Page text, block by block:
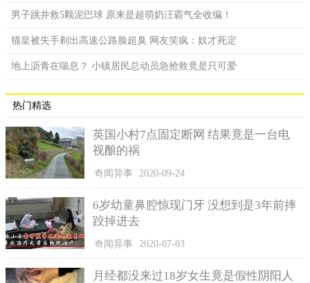
“仅仅过去了一个周期，效果就十分显著，需要上班的村民不
在限制范围之内，村子一共有120户人家，发放的出入证有250多
份，但是收到的出入证只有20来张。”
式实施这份计划，以6天为一个周期，每家都能领到2张兑换券，
假如需要外出则需要用掉一张，并且每次时间不多于3个小时。在
有效时间内没有外出过的村民，则可以拿着兑换券到指定的地点
大米。
男子跳井救5颗泥巴球 原来是超萌奶汪霸气全收编！
猫皇被失手剃出高速公路脸超臭 网友笑疯：奴才死定
地上沥青在喘息？ 小镇居民总动员急抢救竟是只可爱
热门精选
英国小村7点固定断网 结果竟是一台电
视酿的祸
奇闻异事 2020-09-24
6岁幼童鼻腔惊现门牙 没想到是3年前摔
跤掉进去
奇闻异事 2020-07-03
月经都没来过18岁女生竟是假性阴阳人